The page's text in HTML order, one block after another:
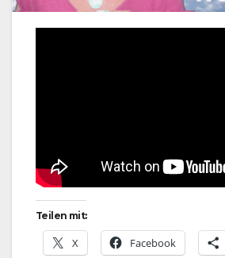
Teilen mit:
X Facebook